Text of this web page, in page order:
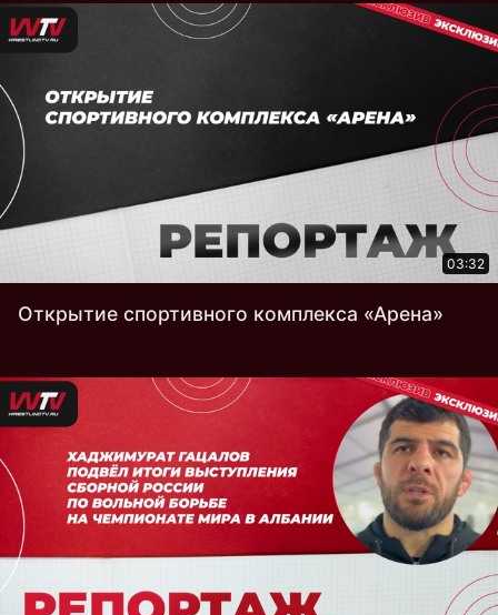
03:32
Открытие спортивного комплекса «Арена»